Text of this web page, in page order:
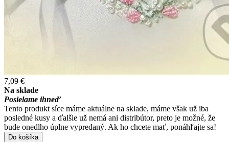
7,09 €
Na sklade
Posielame ihneď
Tento produkt síce máme aktuálne na sklade, máme však už iba
posledné kusy a ďalšie už nemá ani distribútor, preto je možné, že
bude onedlho úplne vypredaný. Ak ho chcete mať, ponáhľajte sa!
Do košíka